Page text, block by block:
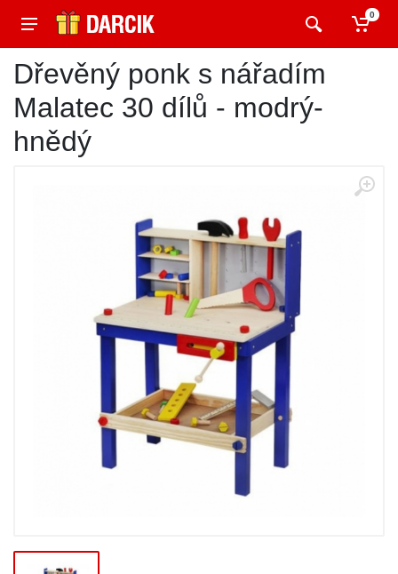
0
Dřevěný ponk s nářadím
Malatec 30 dílů - modrý-
hnědý